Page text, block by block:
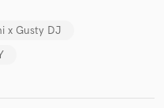
x Gusty DJ